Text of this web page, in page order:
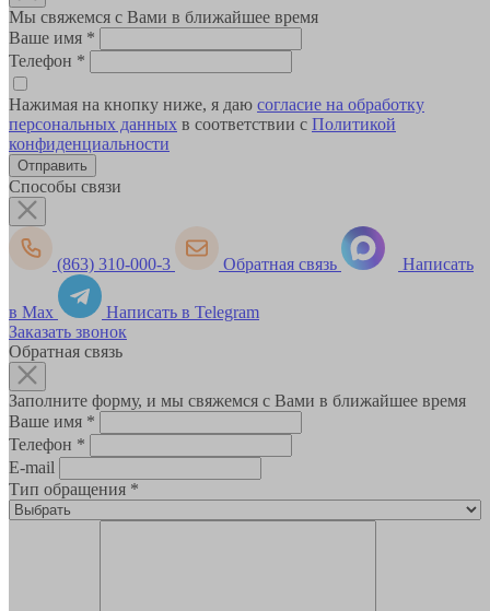
Мы свяжемся с Вами в ближайшее время
Ваше имя *
Телефон *
Нажимая на кнопку ниже, я даю согласие на обработку
персональных данных в соответствии с Политикой
конфиденциальности
Способы связи
(863) 310-000-3 Обратная связь Написать
в Max
Написать в Telegram
Заказать звонок
Обратная связь
Заполните форму, и мы свяжемся с Вами в ближайшее время
Ваше имя *
Телефон *
E-mail
Тип обращения *